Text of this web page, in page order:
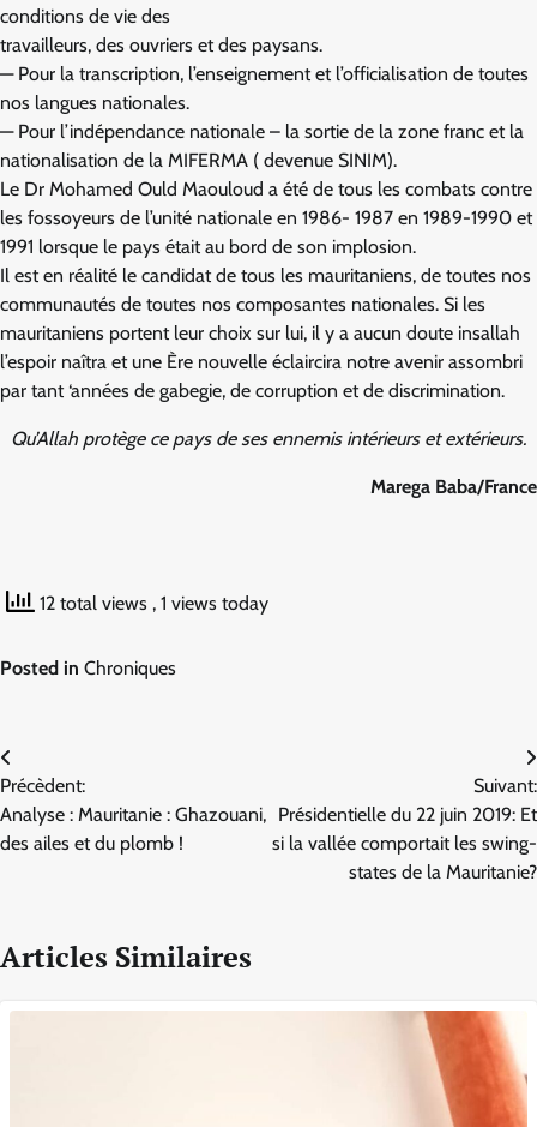
conditions de vie des
travailleurs, des ouvriers et des paysans.
— Pour la transcription, l’enseignement et l’officialisation de toutes
nos langues nationales.
— Pour l’indépendance nationale – la sortie de la zone franc et la
nationalisation de la MIFERMA ( devenue SINIM).
Le Dr Mohamed Ould Maouloud a été de tous les combats contre
les fossoyeurs de l’unité nationale en 1986- 1987 en 1989-1990 et
1991 lorsque le pays était au bord de son implosion.
Il est en réalité le candidat de tous les mauritaniens, de toutes nos
communautés de toutes nos composantes nationales. Si les
mauritaniens portent leur choix sur lui, il y a aucun doute insallah
l’espoir naîtra et une Ère nouvelle éclaircira notre avenir assombri
par tant ‘années de gabegie, de corruption et de discrimination.
Qu’Allah protège ce pays de ses ennemis intérieurs et extérieurs.
Marega Baba/France
12 total views , 1 views today
Posted in Chroniques
Navigation
de
l’article
Précèdent:
Analyse : Mauritanie : Ghazouani,
des ailes et du plomb !
Suivant:
Présidentielle du 22 juin 2019: Et
si la vallée comportait les swing-
states de la Mauritanie?
Articles Similaires